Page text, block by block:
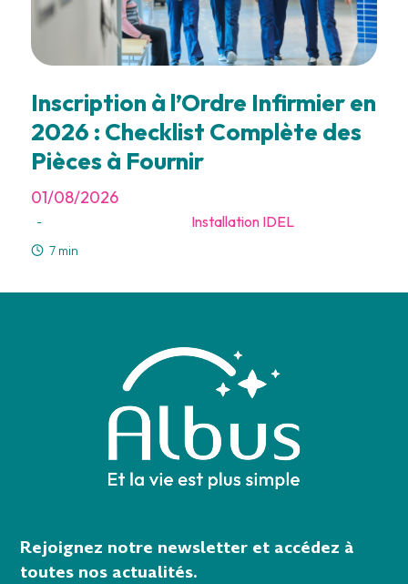
Inscription à l’Ordre Infirmier en
2026 : Checklist Complète des
Pièces à Fournir
01/08/2026
- Installation IDEL
7 min
Rejoignez notre newsletter et accédez à
toutes nos actualités.